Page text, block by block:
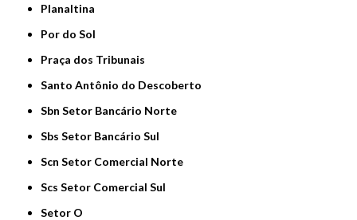
Planaltina
Por do Sol
Praça dos Tribunais
Santo Antônio do Descoberto
Sbn Setor Bancário Norte
Sbs Setor Bancário Sul
Scn Setor Comercial Norte
Scs Setor Comercial Sul
Setor O